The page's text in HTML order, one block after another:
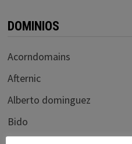
DOMINIOS
Acorndomains
Afternic
Alberto dominguez
Bido